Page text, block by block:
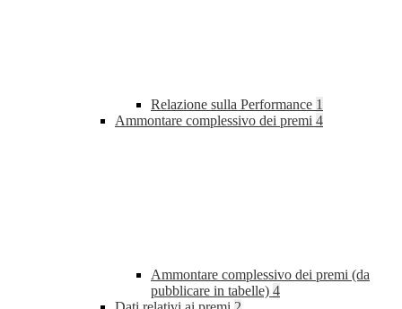
Relazione sulla Performance 1
Ammontare complessivo dei premi 4
Ammontare complessivo dei premi (da
pubblicare in tabelle) 4